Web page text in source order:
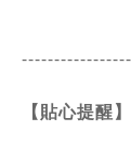
【貼心提醒】